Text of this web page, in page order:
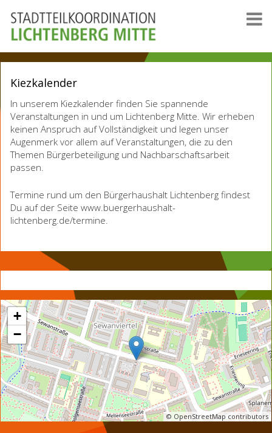
Kiezkalender
In unserem Kiezkalender finden Sie spannende
Veranstaltungen in und um Lichtenberg Mitte. Wir erheben
keinen Anspruch auf Vollständigkeit und legen unser
Augenmerk vor allem auf Veranstaltungen, die zu den
Themen Bürgerbeteiligung und Nachbarschaftsarbeit
passen.
Termine rund um den Bürgerhaushalt Lichtenberg findest
Du auf der Seite www.buergerhaushalt-
lichtenberg.de/termine.
+
−
© OpenStreetMap contributors